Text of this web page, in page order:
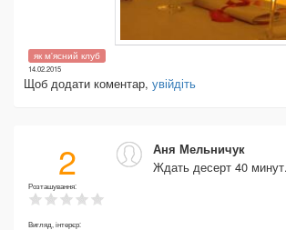
як м'ясний клуб
14.02.2015
Щоб додати коментар, увійдіть
2
Розташування:
Вигляд, інтерєр:
Аня Мельничук
Ждать десерт 40